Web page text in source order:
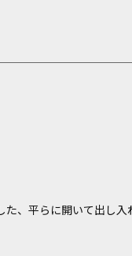
、平らに開いて出し入